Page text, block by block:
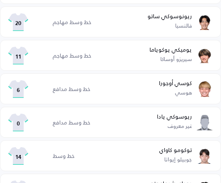
ريونوسوكي ساتو
فالنسيا خط وسط مهاجم 20
يوميكي يوكوياما
سيريزو أوساكا خط وسط مهاجم 11
كوسي أوجورا
هوسي خط وسط مدافع 6
ريوسوكي يادا
غير معروف خط وسط مدافع 0
توكومو كاواي
جوبيلو إيواتا خط وسط 14